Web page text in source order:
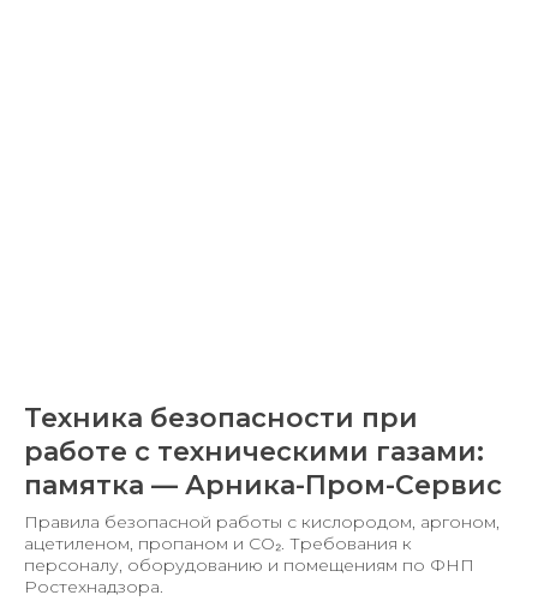
Техника безопасности при
работе с техническими газами:
памятка — Арника-Пром-Сервис
Правила безопасной работы с кислородом, аргоном,
ацетиленом, пропаном и CO₂. Требования к
персоналу, оборудованию и помещениям по ФНП
Ростехнадзора.